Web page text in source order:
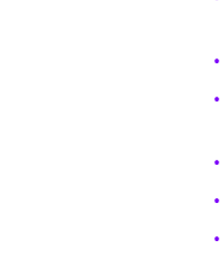
•
•
•
•
•